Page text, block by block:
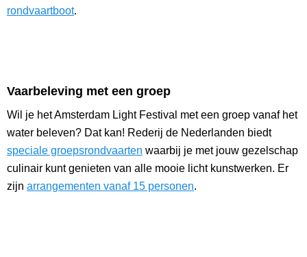
rondvaartboot.
Vaarbeleving met een groep
Wil je het Amsterdam Light Festival met een groep vanaf het
water beleven? Dat kan! Rederij de Nederlanden biedt
speciale groepsrondvaarten waarbij je met jouw gezelschap
culinair kunt genieten van alle mooie licht kunstwerken. Er
zijn arrangementen vanaf 15 personen.